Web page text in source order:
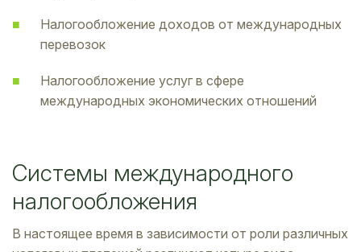
Налогообложение доходов от международных
перевозок
Налогообложение услуг в сфере
международных экономических отношений
Системы международного
налогообложения
В настоящее время в зависимости от роли различных